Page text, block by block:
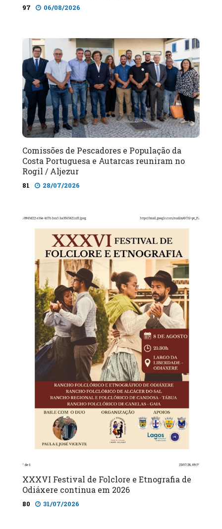
97 06/08/2026
Comissões de Pescadores e População da
Costa Portuguesa e Autarcas reuniram no
Rogil / Aljezur
81 28/07/2026
XXXVI Festival de Folclore e Etnografia de
Odiáxere continua em 2026
80 31/07/2026